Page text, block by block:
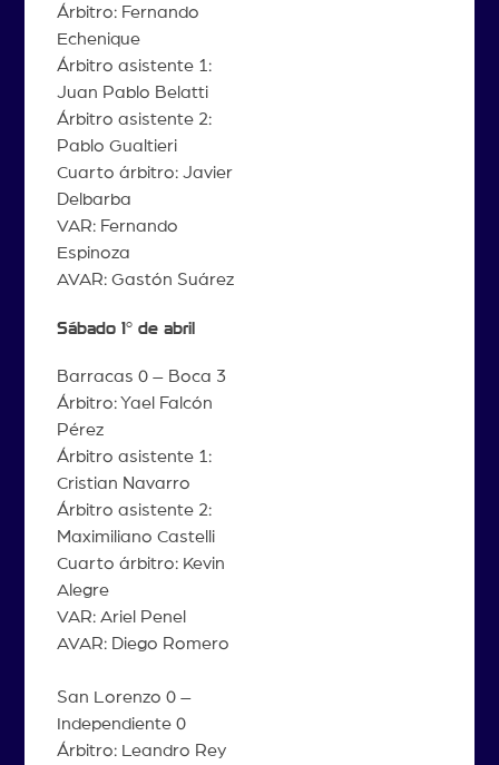
Árbitro: Fernando
Echenique
Árbitro asistente 1:
Juan Pablo Belatti
Árbitro asistente 2:
Pablo Gualtieri
Cuarto árbitro: Javier
Delbarba
VAR: Fernando
Espinoza
AVAR: Gastón Suárez
Sábado 1° de abril
Barracas 0 – Boca 3
Árbitro: Yael Falcón
Pérez
Árbitro asistente 1:
Cristian Navarro
Árbitro asistente 2:
Maximiliano Castelli
Cuarto árbitro: Kevin
Alegre
VAR: Ariel Penel
AVAR: Diego Romero
San Lorenzo 0 –
Independiente 0
Árbitro: Leandro Rey